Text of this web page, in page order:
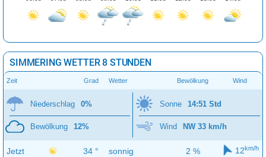
SIMMERING WETTER 8 STUNDEN
Zeit Grad Wetter Bewölkung Wind
Niederschlag 0%
Bewölkung 12%
Sonne 14:51 Std
Wind NW 33 km/h
Jetzt 34 ° sonnig 2 % 12km/h